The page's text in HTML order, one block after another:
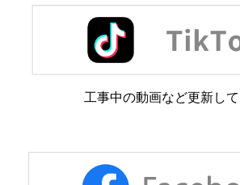
工事中の動画など更新し